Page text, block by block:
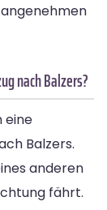
nach Balzers?
eine
Balzers.
anderen
fährt.